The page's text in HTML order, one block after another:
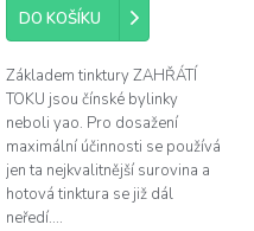
DO KOŠÍKU
Základem tinktury ZAHŘÁTÍ
TOKU jsou čínské bylinky
neboli yao. Pro dosažení
maximální účinnosti se používá
jen ta nejkvalitnější surovina a
hotová tinktura se již dál
neředí....